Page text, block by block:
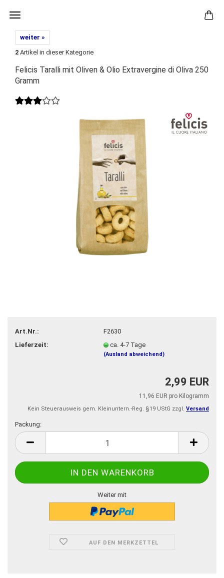
weiter »
2 Artikel in dieser Kategorie
Felicis Taralli mit Oliven & Olio Extravergine di Oliva 250
Gramm
Art.Nr.:
F2630
Lieferzeit:
ca. 4-7 Tage
(Ausland abweichend)
2,99 EUR
11,96 EUR pro Kilogramm
Kein Steuerausweis gem. Kleinuntern.-Reg. §19 UStG zzgl. Versand
Packung:
Packung
Weiter mit
AUF DEN MERKZETTEL